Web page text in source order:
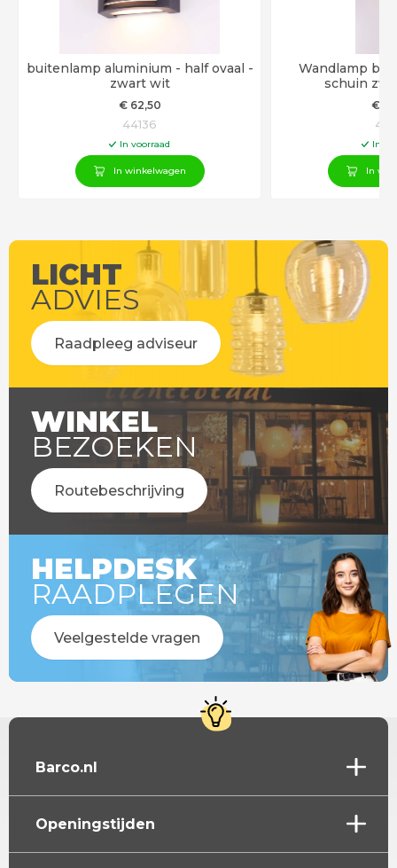
buitenlamp aluminium - half ovaal -
zwart wit
€62,50
44136
In voorraad
In winkelwagen
Wandlamp
schuin
€
In
In
LICHT
ADVIES
Raadpleeg adviseur
WINKEL
BEZOEKEN
Routebeschrijving
HELPDESK
RAADPLEGEN
Veelgestelde vragen
Barco.nl
Openingstijden